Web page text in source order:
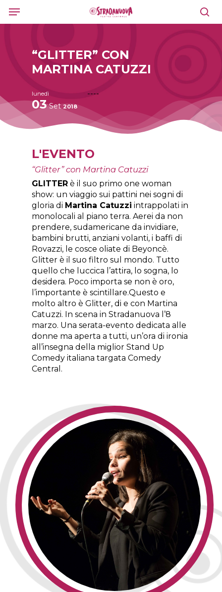
main
Menu
“GLITTER” CON
MARTINA CATUZZI
lunedì
03 Set 2018
----
L'EVENTO
“Glitter” con Martina Catuzzi
GLITTER è il suo primo one woman
show: un viaggio sui pattini nei sogni di
gloria di Martina Catuzzi intrappolati in
monolocali al piano terra. Aerei da non
prendere, sudamericane da invidiare,
bambini brutti, anziani volanti, i baffi di
Rovazzi, le cosce oliate di Beyoncè.
Glitter è il suo filtro sul mondo. Tutto
quello che luccica l’attira, lo sogna, lo
desidera. Poco importa se non è oro,
l’importante è scintillare.Questo e
molto altro è Glitter, di e con Martina
Catuzzi. In scena in Stradanuova l’8
marzo. Una serata-evento dedicata alle
donne ma aperta a tutti, un’ora di ironia
all’insegna della miglior Stand Up
Comedy italiana targata Comedy
Central.